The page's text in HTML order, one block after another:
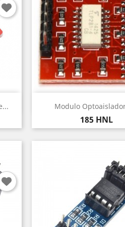
Modulo
Precio
185 HNL
Vista